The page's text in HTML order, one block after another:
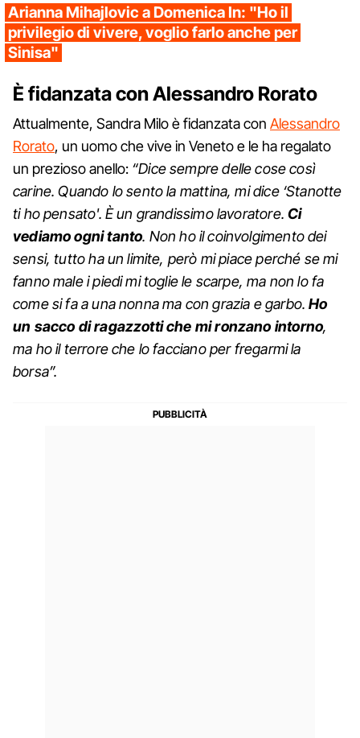
Arianna Mihajlovic a Domenica In: "Ho il
privilegio di vivere, voglio farlo anche per
Sinisa"
È fidanzata con Alessandro Rorato
Attualmente, Sandra Milo è fidanzata con Alessandro
Rorato, un uomo che vive in Veneto e le ha regalato
un prezioso anello: “Dice sempre delle cose così
carine. Quando lo sento la mattina, mi dice ‘Stanotte
ti ho pensato'. È un grandissimo lavoratore.Ci
vediamo ogni tanto. Non ho il coinvolgimento dei
sensi, tutto ha un limite, però mi piace perché se mi
fanno male i piedi mi toglie le scarpe, ma non lo fa
come si fa a una nonna ma con grazia e garbo.Ho
un sacco di ragazzotti che mi ronzano intorno,
ma ho il terrore che lo facciano per fregarmi la
borsa”.